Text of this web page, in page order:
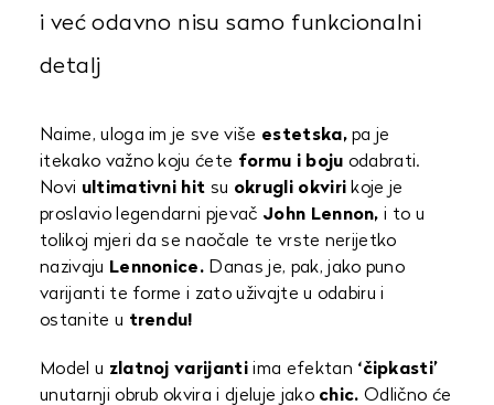
i već odavno nisu samo funkcionalni
detalj
Naime, uloga im je sve više estetska,pa je
itekako važno koju ćete formu i boju odabrati.
Novi ultimativni hit su okrugli okviri koje je
proslavio legendarni pjevač John Lennon, i to u
tolikoj mjeri da se naočale te vrste nerijetko
nazivaju Lennonice. Danas je, pak, jako puno
varijanti te forme i zato uživajte u odabiru i
ostanite u trendu!
Model u zlatnoj varijanti ima efektan ‘čipkasti’
unutarnji obrub okvira i djeluje jako chic. Odlično će